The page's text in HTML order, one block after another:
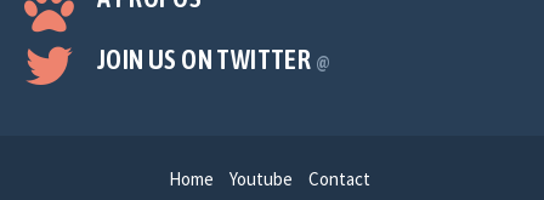
JOIN US ON TWITTER @
Home Youtube Contact